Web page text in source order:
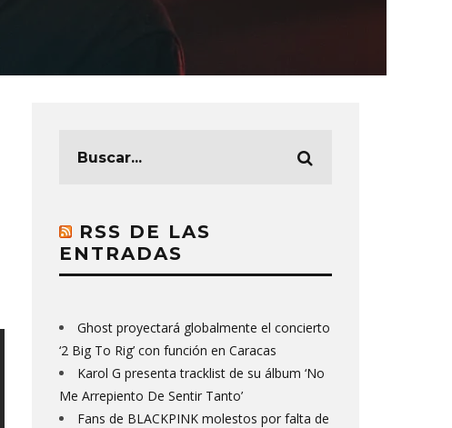
RSS DE LAS
ENTRADAS
Ghost proyectará globalmente el concierto
‘2 Big To Rig’ con función en Caracas
Karol G presenta tracklist de su álbum ‘No
Me Arrepiento De Sentir Tanto’
Fans de BLACKPINK molestos por falta de